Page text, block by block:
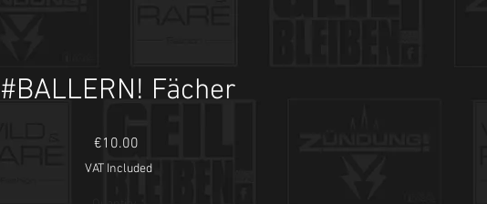
#BALLERN! Fächer
€10.00Price
VAT Included